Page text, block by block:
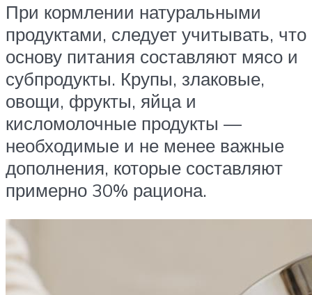
При кормлении натуральными
продуктами, следует учитывать, что
основу питания составляют мясо и
субпродукты. Крупы, злаковые,
овощи, фрукты, яйца и
кисломолочные продукты —
необходимые и не менее важные
дополнения, которые составляют
примерно 30% рациона.